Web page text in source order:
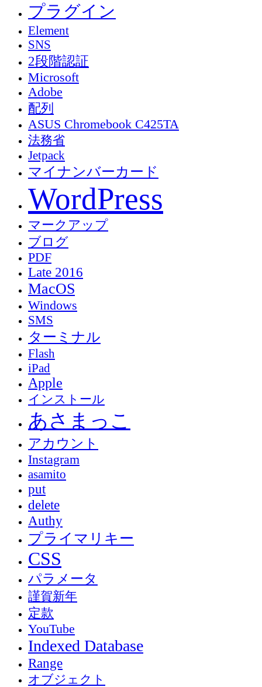
プラグイン
Element
SNS
2段階認証
Microsoft
Adobe
配列
ASUS Chromebook C425TA
法務省
Jetpack
マイナンバーカード
WordPress
マークアップ
ブログ
PDF
Late 2016
MacOS
Windows
SMS
ターミナル
Flash
iPad
Apple
インストール
あさまっこ
アカウント
Instagram
asamito
put
delete
Authy
プライマリキー
CSS
パラメータ
謹賀新年
定款
YouTube
Indexed Database
Range
オブジェクト